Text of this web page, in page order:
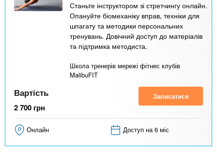
Станьте інструктором зі стретчингу онлайн.
Опануйте біомеханіку вправ, техніки для
шпагату та методики персональних
тренувань. Довічний доступ до матеріалів
та підтримка методиста.
Школа тренерів мережі фітнес клубів
MalibuFIT
Вартість
2 700 грн
Записатися
Онлайн Доступ на 6 міс